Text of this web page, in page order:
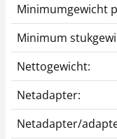
Minimumgewicht
Minimum
Nettogewicht:
Netadapter:
Netadapter/